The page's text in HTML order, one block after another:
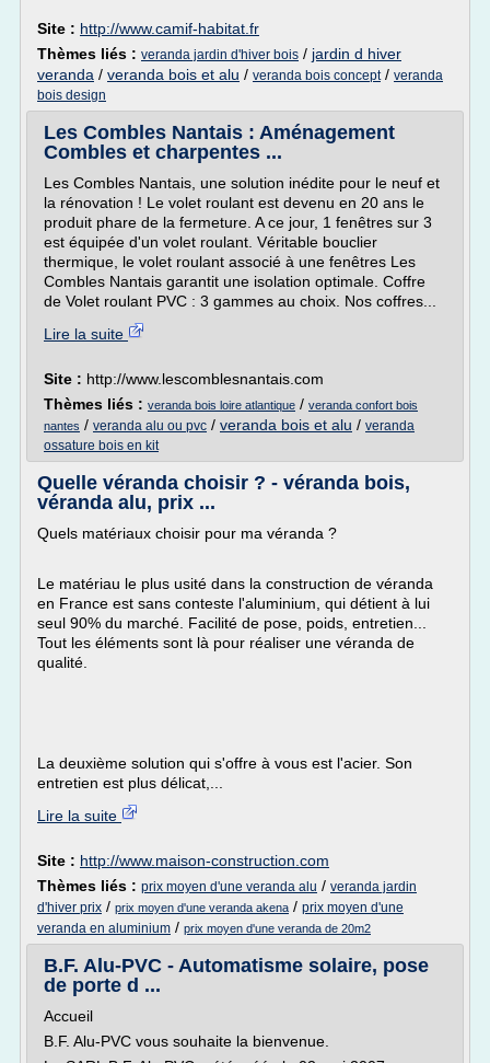
Site : http://www.camif-habitat.fr
Thèmes liés : veranda jardin d'hiver bois / jardin d hiver
veranda / veranda bois et alu / veranda bois concept/ veranda
bois design
Les Combles Nantais : Aménagement
Combles et charpentes ...
Les Combles Nantais, une solution inédite pour le neuf et
la rénovation ! Le volet roulant est devenu en 20 ans le
produit phare de la fermeture. A ce jour, 1 fenêtres sur 3
est équipée d'un volet roulant. Véritable bouclier
thermique, le volet roulant associé à une fenêtres Les
Combles Nantais garantit une isolation optimale. Coffre
de Volet roulant PVC : 3 gammes au choix. Nos coffres...
Lire la suite
Site : http://www.lescomblesnantais.com
Thèmes liés : veranda bois loire atlantique / veranda confort bois
nantes / veranda alu ou pvc / veranda bois et alu / veranda
ossature bois en kit
Quelle véranda choisir ? - véranda bois,
véranda alu, prix ...
Quels matériaux choisir pour ma véranda ?
Le matériau le plus usité dans la construction de véranda
en France est sans conteste l'aluminium, qui détient à lui
seul 90% du marché. Facilité de pose, poids, entretien...
Tout les éléments sont là pour réaliser une véranda de
qualité.
La deuxième solution qui s'offre à vous est l'acier. Son
entretien est plus délicat,...
Lire la suite
Site : http://www.maison-construction.com
Thèmes liés : prix moyen d'une veranda alu / veranda jardin
d'hiver prix / prix moyen d'une veranda akena / prix moyen d'une
veranda en aluminium / prix moyen d'une veranda de 20m2
B.F. Alu-PVC - Automatisme solaire, pose
de porte d ...
Accueil
B.F. Alu-PVC vous souhaite la bienvenue.